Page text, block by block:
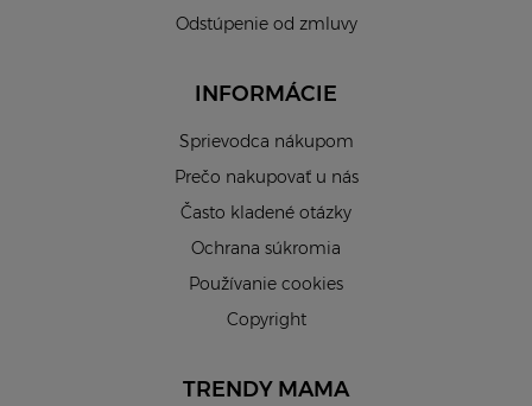
Odstúpenie od zmluvy
INFORMÁCIE
Sprievodca nákupom
Prečo nakupovať u nás
Často kladené otázky
Ochrana súkromia
Používanie cookies
Copyright
TRENDY MAMA